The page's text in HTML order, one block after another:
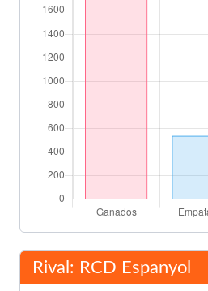
Rival: RCD Espanyol